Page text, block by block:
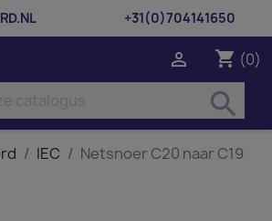
+31(0)704141650
shopping_cart (0)

search
IEC
Netsnoer C20 naar C19